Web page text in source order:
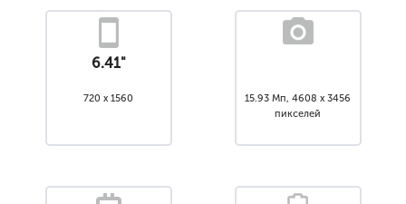
6.41"
720 x 1560
15.93 Мп, 4608 x 3456
пикселей